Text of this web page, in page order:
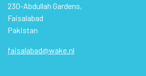
230-Abdullah Gardens,
Faisalabad
Pakistan
faisalabad@wake.nl